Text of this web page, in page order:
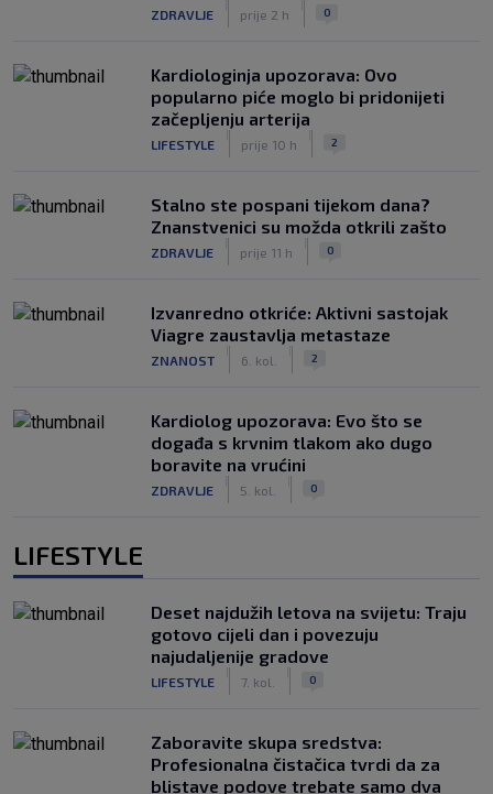
ZDRAVLJE prije 2 h 0
Kardiologinja upozorava: Ovo
popularno piće moglo bi pridonijeti
začepljenju arterija
LIFESTYLE prije 10 h 2
Stalno ste pospani tijekom dana?
Znanstvenici su možda otkrili zašto
ZDRAVLJE prije 11 h 0
Izvanredno otkriće: Aktivni sastojak
Viagre zaustavlja metastaze
ZNANOST 6. kol. 2
Kardiolog upozorava: Evo što se
događa s krvnim tlakom ako dugo
boravite na vrućini
ZDRAVLJE 5. kol. 0
LIFESTYLE
Deset najdužih letova na svijetu: Traju
gotovo cijeli dan i povezuju
najudaljenije gradove
LIFESTYLE 7. kol. 0
Zaboravite skupa sredstva:
Profesionalna čistačica tvrdi da za
blistave podove trebate samo dva